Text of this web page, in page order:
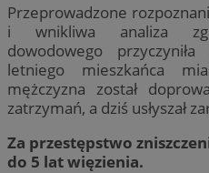
Przeprowadzone
i wnikliwa analiza
dowodowego
letniego mieszkańca
mężczyzna został
zatrzymań, a dziś usłyszał
Za przestępstwo
do 5 lat więzienia.